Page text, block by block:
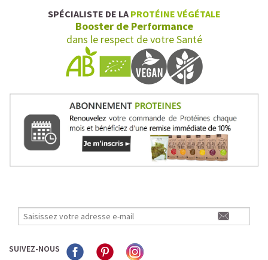
SPÉCIALISTE DE LA PROTÉINE VÉGÉTALE
Booster de Performance
dans le respect de votre Santé
SUIVEZ-NOUS